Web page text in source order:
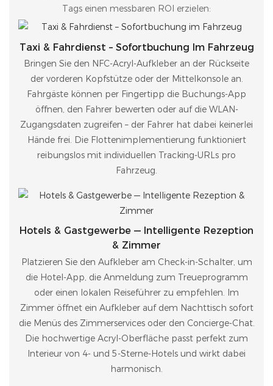
Tags einen messbaren ROI erzielen:
Taxi & Fahrdienst – Sofortbuchung Im Fahrzeug
Bringen Sie den NFC-Acryl-Aufkleber an der Rückseite
der vorderen Kopfstütze oder der Mittelkonsole an.
Fahrgäste können per Fingertipp die Buchungs-App
öffnen, den Fahrer bewerten oder auf die WLAN-
Zugangsdaten zugreifen – der Fahrer hat dabei keinerlei
Hände frei. Die Flottenimplementierung funktioniert
reibungslos mit individuellen Tracking-URLs pro
Fahrzeug.
Hotels & Gastgewerbe — Intelligente Rezeption
& Zimmer
Platzieren Sie den Aufkleber am Check-in-Schalter, um
die Hotel-App, die Anmeldung zum Treueprogramm
oder einen lokalen Reiseführer zu empfehlen. Im
Zimmer öffnet ein Aufkleber auf dem Nachttisch sofort
die Menüs des Zimmerservices oder den Concierge-Chat.
Die hochwertige Acryl-Oberfläche passt perfekt zum
Interieur von 4- und 5-Sterne-Hotels und wirkt dabei
harmonisch.